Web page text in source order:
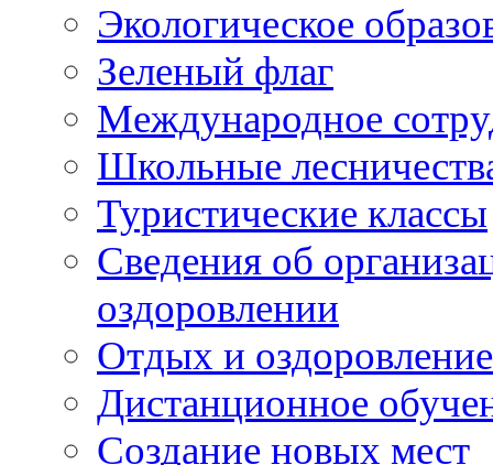
Экологическое
Зеленый флаг
Международное
Школьные
Туристические классы
Сведения об
оздоровлении
Отдых и
Дистанционное
Создание новых мест